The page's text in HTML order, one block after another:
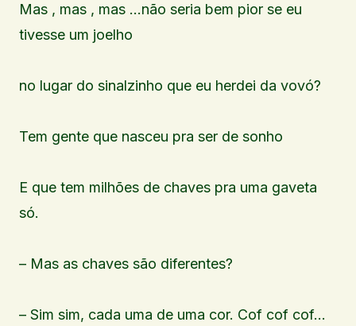
Mas , mas , mas …não seria bem pior se eu
tivesse um joelho
no lugar do sinalzinho que eu herdei da vovó?
Tem gente que nasceu pra ser de sonho
E que tem milhões de chaves pra uma gaveta
só.
– Mas as chaves são diferentes?
– Sim sim, cada uma de uma cor. Cof cof cof…